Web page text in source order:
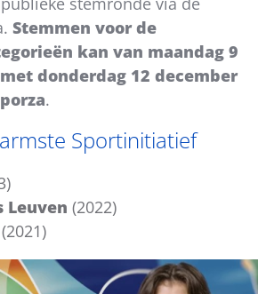
Stemmen voor de
kan van maandag 9
donderdag 12 december
.
Sportinitiatief
Leuven (2022)
(2021)